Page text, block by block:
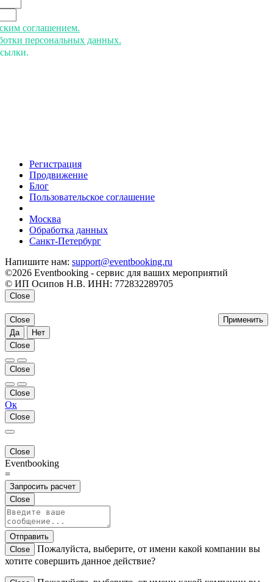
соглашением.
персональных данных.
Регистрация
Продвижение
Блог
Пользовательское соглашение
Москва
Обработка данных
Санкт-Петербург
Напишите нам: support@eventbooking.ru
©2026 Eventbooking - сервис для ваших мероприятий
© ИП Осипов Н.В. ИНН: 772832289705
Close
Применить
Close
Да
Нет
Close
Close
Close
Ок
Close
Close
Eventbooking
=
Запросить расчет
Close
Отправить
Close
Пожалуйста, выберите, от имени какой компании вы
хотите совершить данное действие?